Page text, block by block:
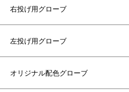
右投げ用グローブ
左投げ用グローブ
オリジナル配色グローブ